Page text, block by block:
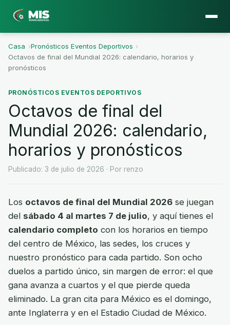
Casa ›Pronósticos Eventos Deportivos ›
Octavos de final del Mundial 2026: calendario, horarios y
pronósticos
PRONÓSTICOS EVENTOS DEPORTIVOS
Octavos de final del
Mundial 2026: calendario,
horarios y pronósticos
Publicado: 3 de julio de 2026 · Por renzo
Los octavos de final del Mundial 2026 se juegan
del sábado 4 al martes 7 de julio, y aquí tienes el
calendario completo con los horarios en tiempo
del centro de México, las sedes, los cruces y
nuestro pronóstico para cada partido. Son ocho
duelos a partido único, sin margen de error: el que
gana avanza a cuartos y el que pierde queda
eliminado. La gran cita para México es el domingo,
ante Inglaterra y en el Estadio Ciudad de México.